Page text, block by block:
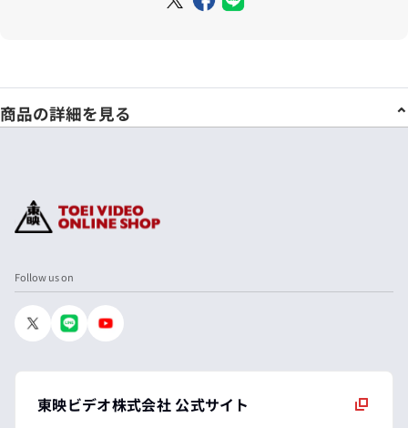
商品の詳細を見る
Follow us on
東映ビデオ株式会社 公式サイト